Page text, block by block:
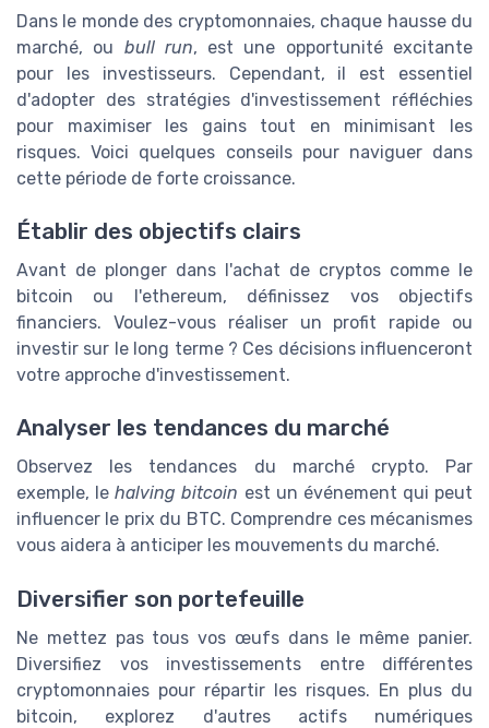
Dans le monde des cryptomonnaies, chaque hausse du
marché, ou bull run, est une opportunité excitante
pour les investisseurs. Cependant, il est essentiel
d'adopter des stratégies d'investissement réfléchies
pour maximiser les gains tout en minimisant les
risques. Voici quelques conseils pour naviguer dans
cette période de forte croissance.
Établir des objectifs clairs
Avant de plonger dans l'achat de cryptos comme le
bitcoin ou l'ethereum, définissez vos objectifs
financiers. Voulez-vous réaliser un profit rapide ou
investir sur le long terme ? Ces décisions influenceront
votre approche d'investissement.
Analyser les tendances du marché
Observez les tendances du marché crypto. Par
exemple, lehalving bitcoin est un événement qui peut
influencer le prix du BTC. Comprendre ces mécanismes
vous aidera à anticiper les mouvements du marché.
Diversifier son portefeuille
Ne mettez pas tous vos œufs dans le même panier.
Diversifiez vos investissements entre différentes
cryptomonnaies pour répartir les risques. En plus du
bitcoin, explorez d'autres actifs numériques